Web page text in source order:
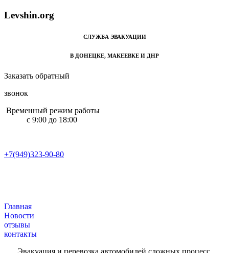
Levshin.org
СЛУЖБА ЭВАКУАЦИИ
В ДОНЕЦКЕ, МАКЕЕВКЕ И ДНР
Заказать обратный
звонок
Временный режим работы
с 9:00 до 18:00
+7(949)323-90-80
Главная
Новости
отзывы
контакты
Эвакуация и перевозка автомобилей сложных процесс,